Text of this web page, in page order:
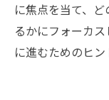
に焦点を当て、
るかにフォーカ
に進むためのヒン